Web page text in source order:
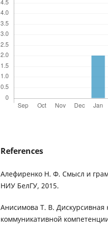
References
Алефиренко Н. Ф. Смысл и
НИУ БелГУ, 2015.
Анисимова Т. В. Дискурсивная
коммуникативной